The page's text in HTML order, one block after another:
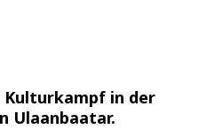
Kulturkampf in der
Ulaanbaatar.